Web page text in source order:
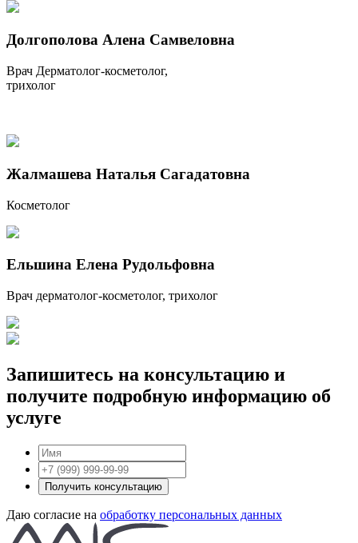
Долгополова Алена Самвеловна
Врач Дерматолог-косметолог,
трихолог
Жалмашева Наталья Сагадатовна
Косметолог
Ельшина Елена Рудольфовна
Врач дерматолог-косметолог, трихолог
Запишитесь на консультацию и
получите подробную информацию об
услуге
Получить консультацию
Даю согласие на обработку персональных данных